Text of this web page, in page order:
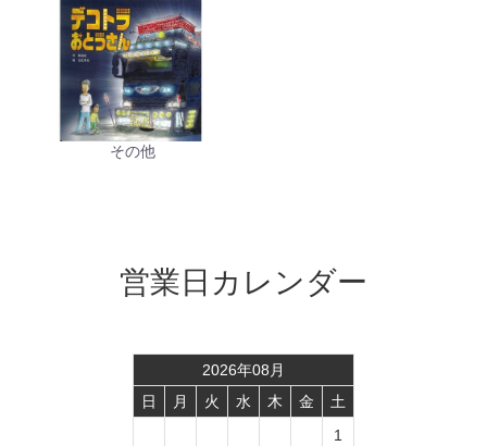
その他
営業日カレンダー
2026年08月
日
月 火 水 木 金
土
1